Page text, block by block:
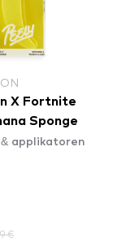
X Fortnite
Sponge
applikatoren
€